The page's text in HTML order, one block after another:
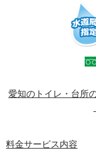
愛知のトイレ・台所
料金サービス内容